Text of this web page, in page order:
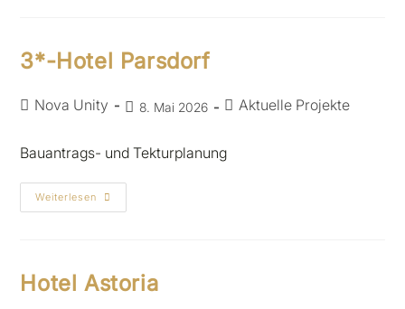
3*-Hotel Parsdorf
Nova Unity 8. Mai 2026 Aktuelle Projekte
Bauantrags- und Tekturplanung
Weiterlesen
Hotel Astoria